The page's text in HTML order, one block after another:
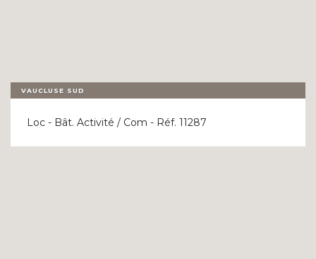
VAUCLUSE SUD
Loc - Bât. Activité / Com - Réf. 11287